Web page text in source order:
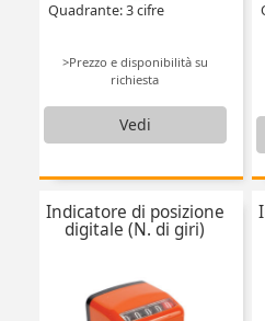
Quadrante: 3 cifre
>Prezzo e disponibilità su
richiesta
Vedi
Indicatore di posizione
digitale (N. di giri)